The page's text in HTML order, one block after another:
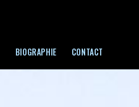
BIOGRAPHIE CONTACT